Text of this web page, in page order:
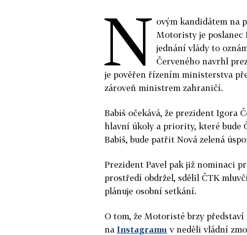
N ovým kandidátem na
Motoristy je poslanec
jednání vlády to
Červeného navrhl
je pověřen řízením ministerstva
zároveň ministrem zahraničí.
Babiš očekává, že prezident Igora
hlavní úkoly a priority, které bude
Babiš, bude patřit Nová zelená
Prezident Pavel pak již nominaci
prostředí obdržel, sdělil ČTK
plánuje osobní setkání.
O tom, že Motoristé brzy
na Instagramu v neděli vládní